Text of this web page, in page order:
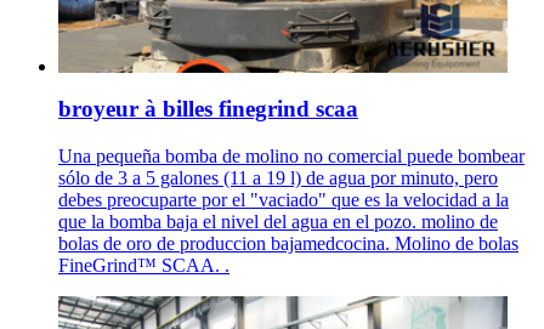
broyeur à billes finegrind scaa
Una pequeña bomba de molino no comercial puede bombear
sólo de 3 a 5 galones (11 a 19 l) de agua por minuto, pero
debes preocuparte por el "vaciado" que es la velocidad a la
que la bomba baja el nivel del agua en el pozo. molino de
bolas de oro de produccion bajamedcocina. Molino de bolas
FineGrind™ SCAA. .